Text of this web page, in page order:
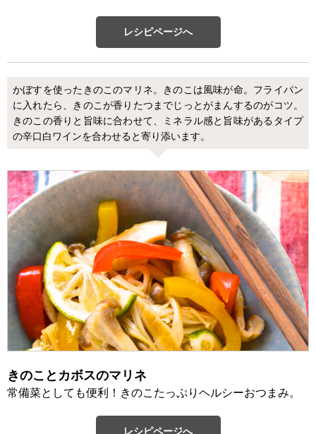
レシピページへ
かぼすを使ったきのこのマリネ。きのこは風味が命。フライパン
に入れたら、きのこが香りたつまでじっとがまんするのがコツ。
きのこの香りと旨味に合わせて、ミネラル感と旨味があるタイプ
の辛口白ワインを合わせると寄り添います。
きのことカボスのマリネ
常備菜としても便利！きのこたっぷりヘルシーおつまみ。
レシピページへ